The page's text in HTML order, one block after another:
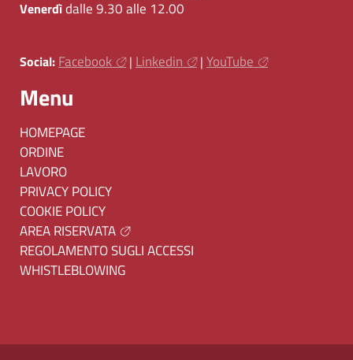
Venerdìdalle 9.30 alle 12.00
Social: Facebook | Linkedin | YouTube
Menu
HOMEPAGE
ORDINE
LAVORO
PRIVACY POLICY
COOKIE POLICY
AREA RISERVATA
REGOLAMENTO SUGLI ACCESSI
WHISTLEBLOWING